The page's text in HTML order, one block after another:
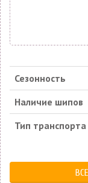
Сезонность
Наличие шипов
Тип транспорта